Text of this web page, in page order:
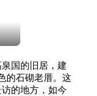
泉国的旧居，建
的石砌老厝。这
的地方，如今